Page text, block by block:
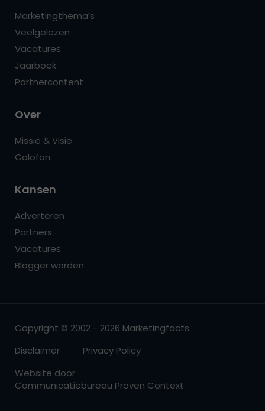
Marketingthema’s
Veelgelezen
Vacatures
Jaarboek
Partnercontent
Over
Missie & Visie
Colofon
Kansen
Adverteren
Partners
Vacatures
Blogger worden
Copyright © 2002 - 2026 Marketingfacts
Disclaimer
Privacy Policy
Website door
Communicatiebureau Proven Context